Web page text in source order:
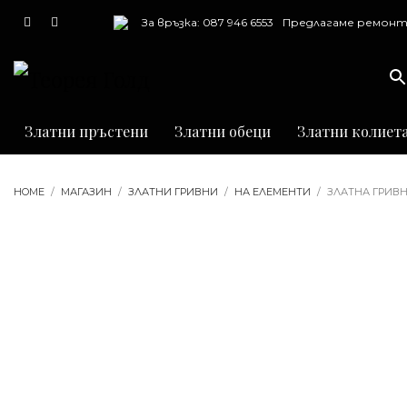
За връзка: 087 946 6553
Предлагаме ремонт,
Златни пръстени Златни обеци Златни колиета
HOME МАГАЗИН ЗЛАТНИ ГРИВНИ НА ЕЛЕМЕНТИ ЗЛАТНА